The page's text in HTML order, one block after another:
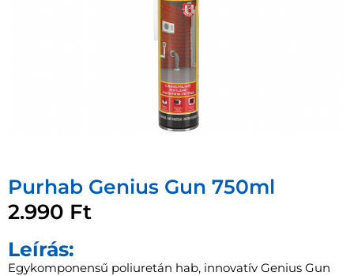
Purhab Genius Gun 750ml
2.990 Ft
Leírás:
Egykomponensű poliuretán hab, innovatív Genius Gun